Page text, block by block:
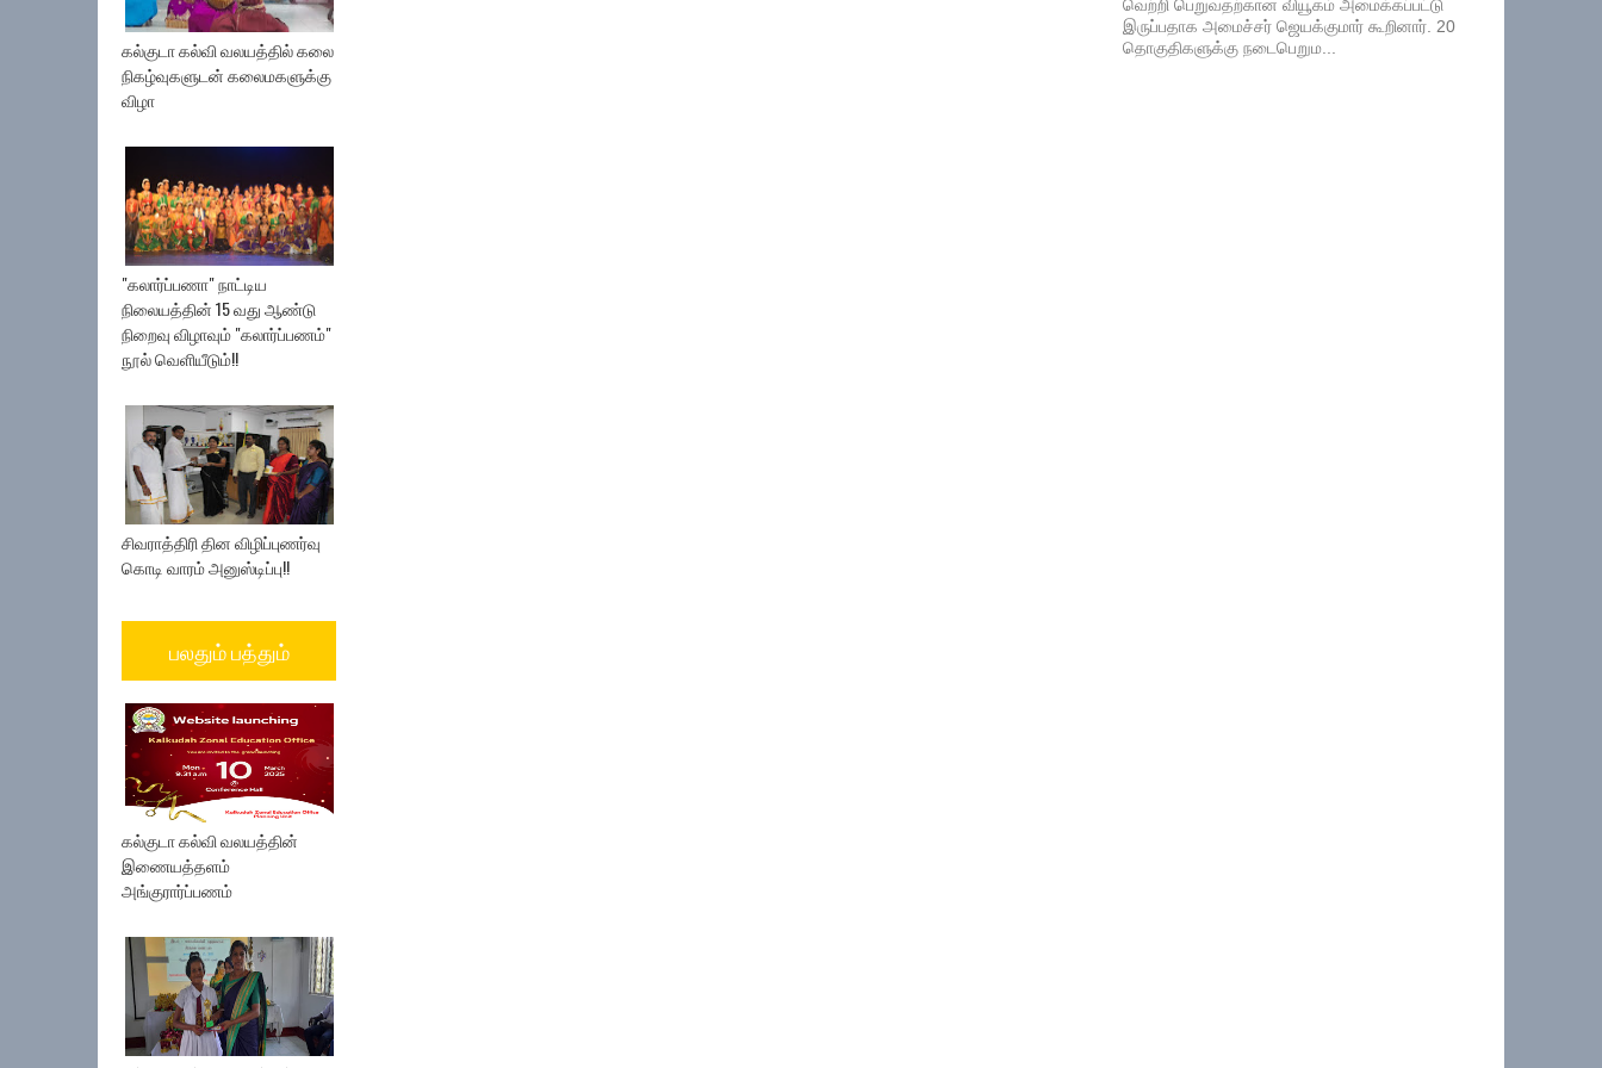
கல்குடா கல்வி வலயத்தில் கலை
நிகழ்வுகளுடன் கலைமகளுக்கு
விழா
"கலார்ப்பணா" நாட்டிய
நிலையத்தின் 15 வது ஆண்டு
நிறைவு விழாவும் "கலார்ப்பணம்"
நூல் வெளியீடும்!!
சிவராத்திரி தின விழிப்புணர்வு
கொடி வாரம் அனுஸ்டிப்பு!!
பலதும் பத்தும்
கல்குடா கல்வி வலயத்தின்
இணையத்தளம்
அங்குரார்ப்பணம்
வெற்றி பெறுவதற்கான வியூகம் அமைக்கப்பட்டு
இருப்பதாக அமைச்சர் ஜெயக்குமார் கூறினார். 20
தொகுதிகளுக்கு நடைபெறும...